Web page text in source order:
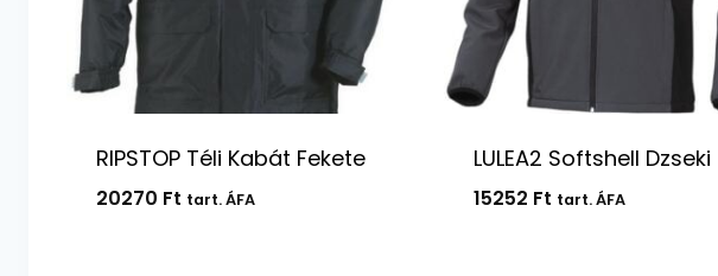
RIPSTOP Téli Kabát Fekete
20270 Ft tart. ÁFA
LULEA2 Softshell Dzseki
15252 Ft tart. ÁFA